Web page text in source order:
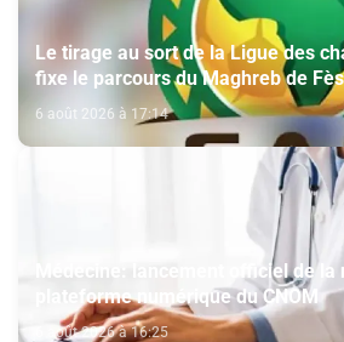
Le tirage au sort de la Ligue des
fixe le parcours du Maghreb de
Berkane
6 août 2026 à 17:14
Médecine: lancement officiel de la
plateforme numérique du CNOM
6 août 2026 à 16:25